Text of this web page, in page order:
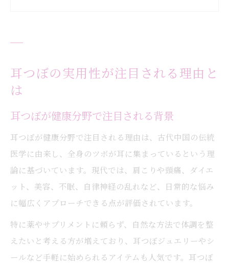
耳つぼ実用性で叶える食欲コントロール法
耳つぼジュエリー活用でダイエット効果実
感
耳つぼの正しい位置とダイエットの関係性
耳つぼ実用性と他の健康法との併用利点
自律神経を整える耳つぼ刺激のポイント
耳つぼの位置と自律神経調整の関係性
耳つぼ刺激で感じるリラックス効果とは
耳つぼの実用性が注目される理由と
は
耳つぼが健康分野で注目される背景
耳つぼが健康分野で注目される理由は、古代中国の伝統
医学に由来し、全身のツボが耳に集まっているという理
論に基づいています。現代では、肩こりや頭痛、ダイエ
ット、美容、不眠、自律神経の乱れなど、日常的な悩み
に幅広くアプローチできる点が評価されています。
特に薬やサプリメントに頼らず、自然な方法で体調を整
えたいと考える方が増えており、耳つぼジュエリーやシ
ールなど手軽に始められるアイテムも人気です。耳つぼ